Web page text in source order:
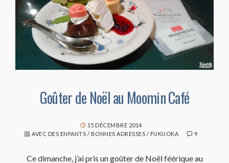
Goûter de Noël au Moomin Café
15 DÉCEMBRE 2014
AVEC DES ENFANTS / BONNES ADRESSES / FUKUOKA 9
Ce dimanche, j’ai pris un goûter de Noël féérique au